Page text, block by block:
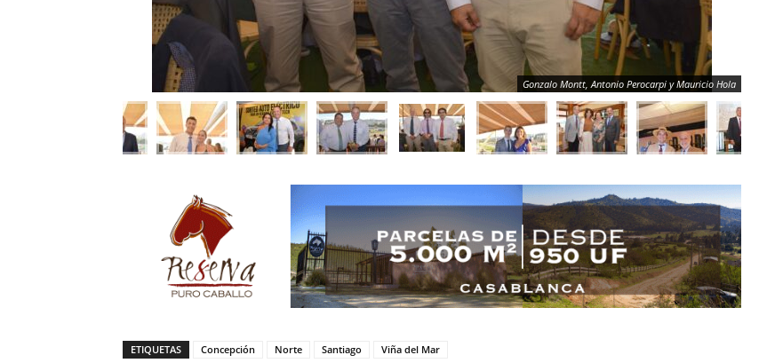
Gonzalo Montt, Antonio Perocarpi y Mauricio Hola
ETIQUETAS Concepción Norte Santiago Viña del Mar